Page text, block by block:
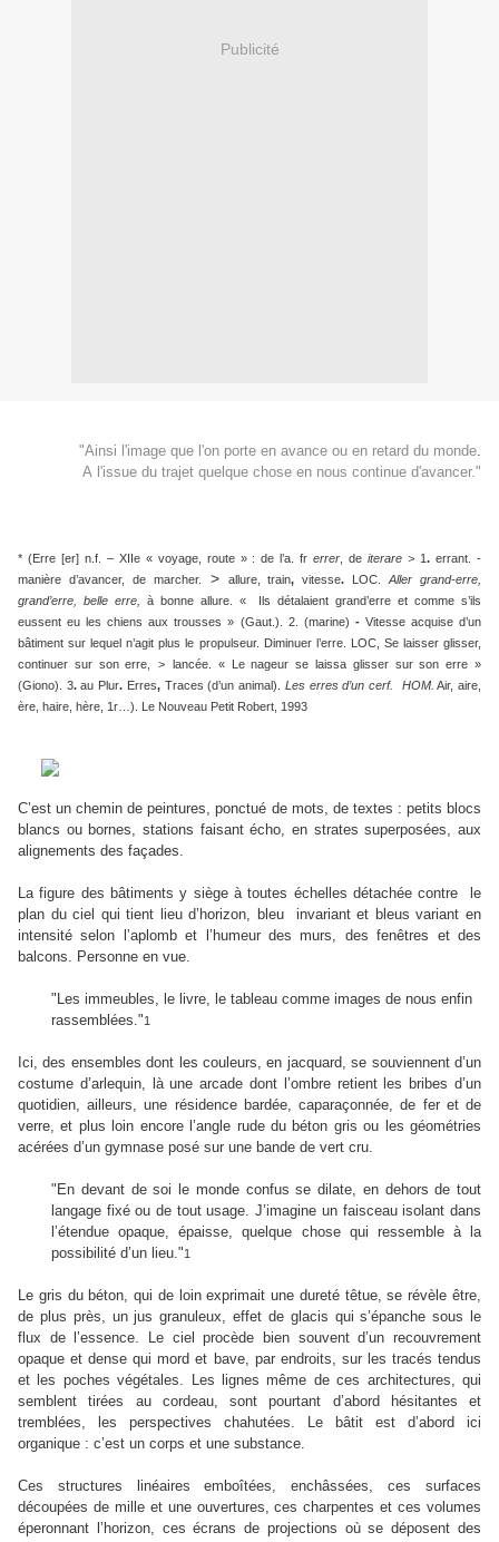
Publicité
"Ainsi l'image que l'on porte en avance ou en retard du monde.
A l'issue du trajet quelque chose en nous continue d'avancer."
* (Erre [er] n.f. – XIIe « voyage, route » : de l’a. frerrer , deiterare > 1. errant. -
manière d’avancer, de marcher.
> allure, train, vitesse. LOC.Aller grand-erre,
grand’erre, belle erre,
à bonne allure. « Ils détalaient grand’erre et comme s’ils
eussent eu les chiens aux trousses » (Gaut.). 2. (marine) -Vitesse acquise d’un
bâtiment sur lequel n’agit plus le propulseur. Diminuer l’erre. LOC, Se laisser glisser,
continuer sur son erre,
> lancée . « Le nageur se laissa glisser sur son erre »
(Giono). 3.au Plur. Erres,Traces (d’un animal). Les erres d’un cerf. HOM. Air, aire,
ère, haire, hère, 1r…). Le Nouveau Petit Robert, 1993
C’est un chemin de peintures, ponctué de mots, de textes : petits blocs
blancs ou bornes, stations faisant écho, en strates superposées, aux
alignements des façades.
La figure des bâtiments y siège à toutes échelles détachée contre le
plan du ciel qui tient lieu d’horizon, bleu invariant et bleus variant en
intensité selon l’aplomb et l’humeur des murs, des fenêtres et des
balcons. Personne en vue.
"Les immeubles, le livre, le tableau comme images de nous enfin
rassemblées."1
Ici, des ensembles dont les couleurs, en jacquard, se souviennent d’un
costume d’arlequin, là une arcade dont l’ombre retient les bribes d’un
quotidien, ailleurs, une résidence bardée, caparaçonnée, de fer et de
verre, et plus loin encore l’angle rude du béton gris ou les géométries
acérées d’un gymnase posé sur une bande de vert cru.
"En devant de soi le monde confus se dilate, en dehors de tout
langage fixé ou de tout usage. J’imagine un faisceau isolant dans
l’étendue opaque, épaisse, quelque chose qui ressemble à la
possibilité d’un lieu."1
Le gris du béton, qui de loin exprimait une dureté têtue, se révèle être,
de plus près, un jus granuleux, effet de glacis qui s’épanche sous le
flux de l’essence. Le ciel procède bien souvent d’un recouvrement
opaque et dense qui mord et bave, par endroits, sur les tracés tendus
et les poches végétales. Les lignes même de ces architectures, qui
semblent tirées au cordeau, sont pourtant d’abord hésitantes et
tremblées, les perspectives chahutées. Le bâtit est d’abord ici
organique : c’est un corps et une substance.
Ces structures linéaires emboîtées, enchâssées, ces surfaces
découpées de mille et une ouvertures, ces charpentes et ces volumes
éperonnant l’horizon, ces écrans de projections où se déposent des